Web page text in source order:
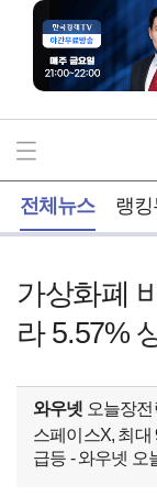
전체뉴스 랭
가상화폐
라 5.57%
와우넷 오늘장전
스페이스X, 최대
급등 - 와우넷 오